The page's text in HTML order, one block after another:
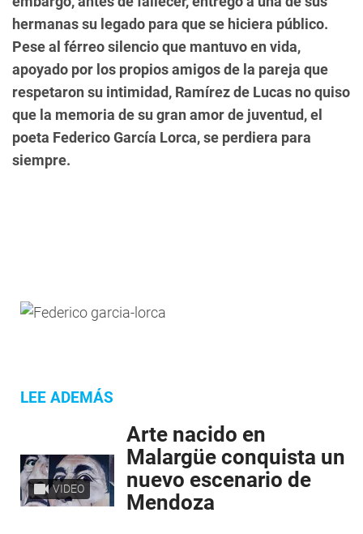
hermanas su legado para que se hiciera público.
Pese al férreo silencio que mantuvo en vida,
apoyado por los propios amigos de la pareja que
respetaron su intimidad, Ramírez de Lucas no quiso
que la memoria de su gran amor de juventud, el
poeta Federico García Lorca, se perdiera para
siempre.
LEE ADEMÁS
VIDEO
Arte nacido en
Malargüe conquista un
nuevo escenario de
Mendoza